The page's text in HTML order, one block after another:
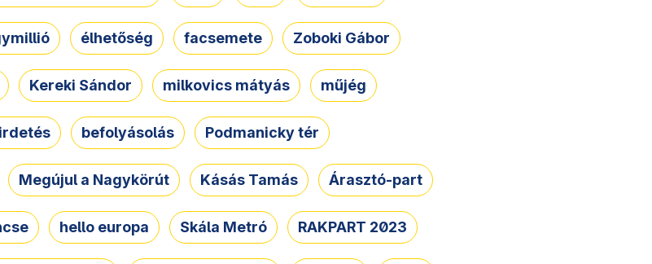
élhetőség facsemete Zoboki Gábor
Kereki Sándor milkovics mátyás műjég
befolyásolás Podmanicky tér
Megújul a Nagykörút Kásás Tamás Árasztó-part
hello europa Skála Metró RAKPART 2023